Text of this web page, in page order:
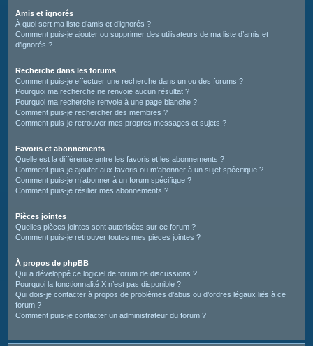
Amis et ignorés
À quoi sert ma liste d’amis et d’ignorés ?
Comment puis-je ajouter ou supprimer des utilisateurs de ma liste d’amis et
d’ignorés ?
Recherche dans les forums
Comment puis-je effectuer une recherche dans un ou des forums ?
Pourquoi ma recherche ne renvoie aucun résultat ?
Pourquoi ma recherche renvoie à une page blanche ?!
Comment puis-je rechercher des membres ?
Comment puis-je retrouver mes propres messages et sujets ?
Favoris et abonnements
Quelle est la différence entre les favoris et les abonnements ?
Comment puis-je ajouter aux favoris ou m’abonner à un sujet spécifique ?
Comment puis-je m’abonner à un forum spécifique ?
Comment puis-je résilier mes abonnements ?
Pièces jointes
Quelles pièces jointes sont autorisées sur ce forum ?
Comment puis-je retrouver toutes mes pièces jointes ?
À propos de phpBB
Qui a développé ce logiciel de forum de discussions ?
Pourquoi la fonctionnalité X n’est pas disponible ?
Qui dois-je contacter à propos de problèmes d’abus ou d’ordres légaux liés à ce
forum ?
Comment puis-je contacter un administrateur du forum ?